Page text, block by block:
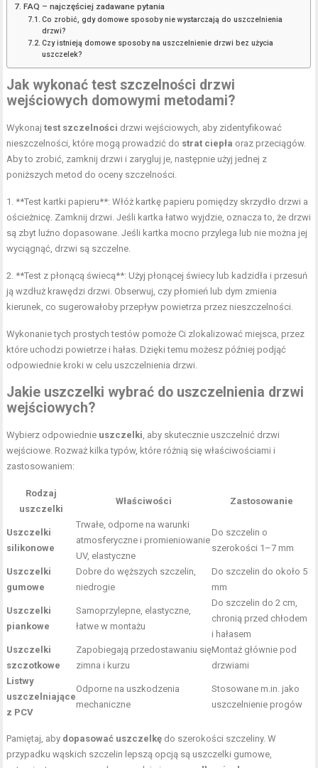
FAQ – najczęściej zadawane pytania
Co zrobić, gdy domowe sposoby nie wystarczają do uszczelnienia
drzwi?
Czy istnieją domowe sposoby na uszczelnienie drzwi bez użycia
uszczelek?
Jak wykonać test szczelności drzwi
wejściowych domowymi metodami?
Wykonajtest szczelności drzwi wejściowych, aby zidentyfikować
nieszczelności, które mogą prowadzić do strat ciepła oraz przeciągów.
Aby to zrobić, zamknij drzwi i zarygluj je, następnie użyj jednej z
poniższych metod do oceny szczelności.
1. **Test kartki papieru**: Włóż kartkę papieru pomiędzy skrzydło drzwi a
ościeżnicę. Zamknij drzwi. Jeśli kartka łatwo wyjdzie, oznacza to, że drzwi
są zbyt luźno dopasowane. Jeśli kartka mocno przylega lub nie można jej
wyciągnąć, drzwi są szczelne.
2. **Test z płonącą świecą**: Użyj płonącej świecy lub kadzidła i przesuń
ją wzdłuż krawędzi drzwi. Obserwuj, czy płomień lub dym zmienia
kierunek, co sugerowałoby przepływ powietrza przez nieszczelności.
Wykonanie tych prostych testów pomoże Ci zlokalizować miejsca, przez
które uchodzi powietrze i hałas. Dzięki temu możesz później podjąć
odpowiednie kroki w celu uszczelnienia drzwi.
Jakie uszczelki wybrać do uszczelnienia drzwi
wejściowych?
Wybierz odpowiednie uszczelki, aby skutecznie uszczelnić drzwi
wejściowe. Rozważ kilka typów, które różnią się właściwościami i
zastosowaniem:
Rodzaj
uszczelki
Właściwości Zastosowanie
Uszczelki
silikonowe
Trwałe, odporne na warunki
atmosferyczne i promieniowanie
UV, elastyczne
Do szczelin o
szerokości 1–7 mm
Uszczelki
gumowe
Dobre do węższych szczelin,
niedrogie
Do szczelin do około 5
mm
Uszczelki
piankowe
Samoprzylepne, elastyczne,
łatwe w montażu
Do szczelin do 2 cm,
chronią przed chłodem
i hałasem
Uszczelki
szczotkowe
Zapobiegają przedostawaniu się
zimna i kurzu
Montaż głównie pod
drzwiami
Listwy
uszczelniające
z PCV
Odporne na uszkodzenia
mechaniczne
Stosowane m.in. jako
uszczelnienie progów
Pamiętaj, aby dopasować uszczelkę do szerokości szczeliny. W
przypadku wąskich szczelin lepszą opcją są uszczelki gumowe,